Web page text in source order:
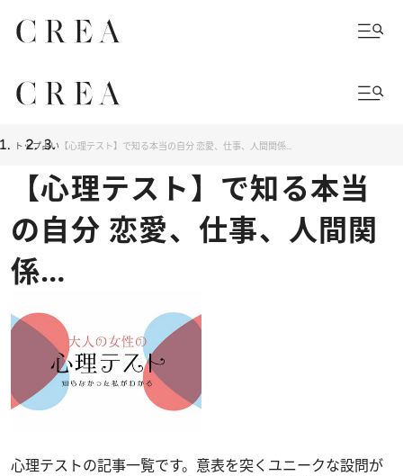
トップ占い 【心理テスト】で知る本当の自分 恋愛、仕事、人間関係…
【心理テスト】で知る本当
の自分 恋愛、仕事、人間関
係…
心理テストの記事一覧です。意表を突くユニークな設問が